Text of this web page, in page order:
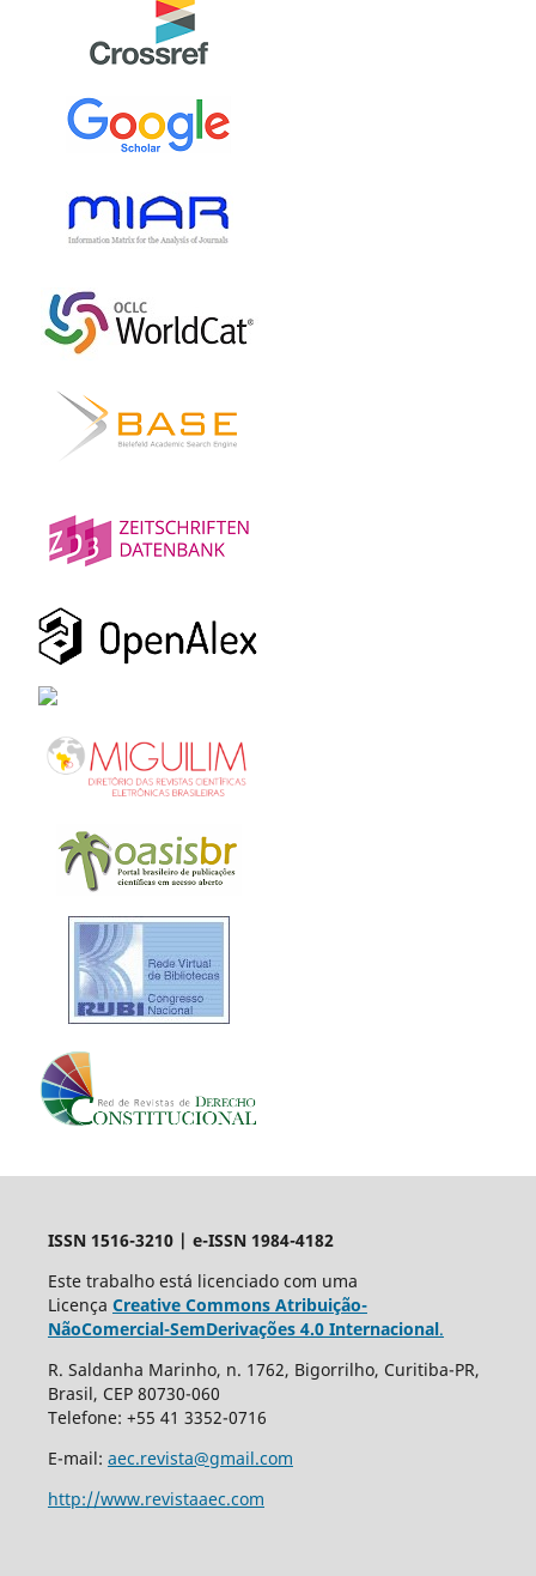
ISSN 1516-3210 | e-ISSN 1984-4182
Este trabalho está licenciado com uma
Licença Creative Commons Atribuição-
NãoComercial-SemDerivações 4.0 Internacional.
R. Saldanha Marinho, n. 1762, Bigorrilho, Curitiba-PR,
Brasil, CEP 80730-060
Telefone: +55 41 3352-0716
E-mail: aec.revista@gmail.com
http://www.revistaaec.com